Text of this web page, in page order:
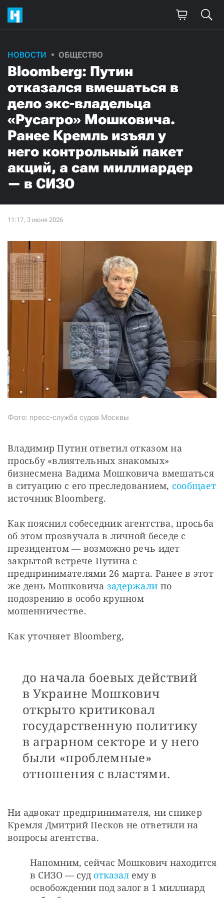
НОВОСТИ ОБЩЕСТВО
Bloomberg: Путин
отказался вмешаться в
дело экс-владельца
«Русагро» Мошковича.
Ранее Кремль изъял у
него контрольный пакет
акций, а сам миллиардер
— в СИЗО
Фото: пресс-служба судов Москвы
Владимир Путин ответил отказом на
просьбу «влиятельных знакомых»
бизнесмена Вадима Мошковича вмешаться
в ситуацию с его преследованием, сообщает
источник Bloomberg.
Как пояснил собеседник агентства, просьба
об этом прозвучала в личной беседе с
президентом — возможно речь идет
закрытой встрече Путина с
предпринимателями 26 марта. Ранее в этот
же день Мошковича задержали по
подозрению в особо крупном
мошенничестве.
Как уточняет Bloomberg,
до начала боевых действий
в Украине Мошкович
открыто критиковал
государственную политику
в аграрном секторе и у него
были «проблемные»
отношения с властями.
Ни адвокат предпринимателя, ни спикер
Кремля Дмитрий Песков не ответили на
вопросы агентства.
Напомним, сейчас Мошкович находится
в СИЗО — суд отказал ему в
освобождении под залог в 1 миллиард